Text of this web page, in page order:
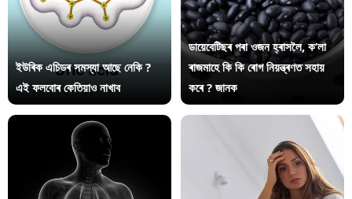
ইউৰিক এচিডৰ সমস্যা আছে নেকি ?
এই ফলবোৰ কেতিয়াও নাখাব
ডায়েবেটিছৰ পৰা ওজন হ্ৰাসলৈ, ক’লা
ৰাজমাহে কি কি ৰোগ নিয়ন্ত্ৰণত সহায়
কৰে ? জানক